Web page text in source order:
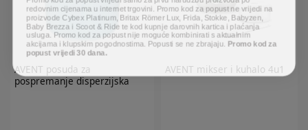
AVENT posuda za
pospremanje disperzijska
AVENT mikser i kuhalo 4u1
redovnim cijenama u internet trgovini. Promo kod za popust ne vrijedi na
proizvode Cybex Platinum, Britax Römer Lux, Frida, Stokke, Babyzen,
Baby Brezza i Scoot & Ride te kod kupnje darovnih kartica i plaćanja
usluga. Promo kod za popust nije moguće kombinirati s aktualnim
akcijama i klupskim pogodnostima. Popusti se ne zbrajaju.Promo kod za
popust vrijedi 30 dana.